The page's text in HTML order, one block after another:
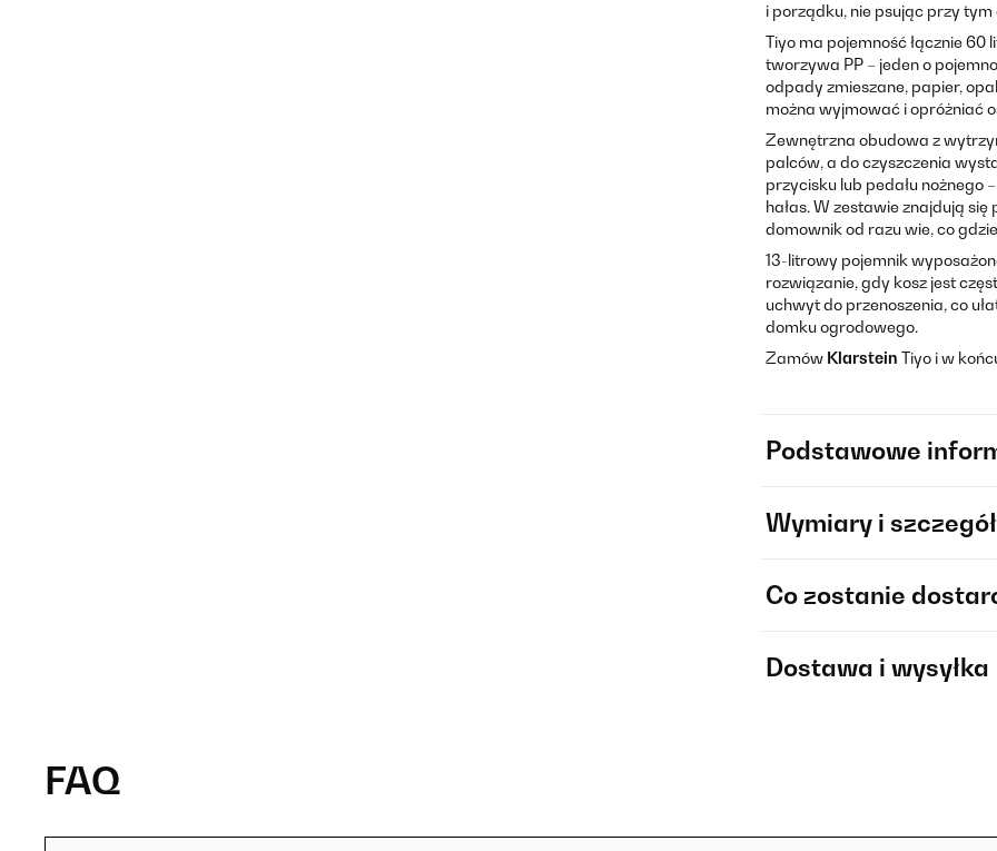
i porządku, nie psując przy tym
Tiyo ma pojemność łącznie
tworzywa PP – jeden o
odpady zmieszane, papier,
można wyjmować i opróżniać
Zewnętrzna obudowa z
palców, a do czyszczenia
przycisku lub pedału nożnego
hałas. W zestawie znajdują
domownik od razu wie, co
13-litrowy pojemnik
rozwiązanie, gdy kosz jest
uchwyt do przenoszenia, co
domku ogrodowego.
Zamów Klarstein Tiyo i w
Podstawowe
Wymiary i
Co zostanie
Dostawa i wysyłka
FAQ